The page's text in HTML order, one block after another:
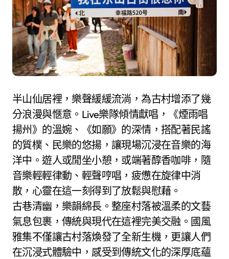
半山仙居裡，樂聲緩緩流淌，為古村增添了幾
分浪漫與愜意。Live樂隊傾情獻唱，《煙雨唱
揚州》的溫婉、《如願》的深情，搭配著民謠
的質樸、民樂的悠揚，讓現場沉浸在音樂的海
洋中。遊人或閒坐小憩，或端著醇香咖啡，隨
音樂輕輕律動、輕聲哼唱，疲憊在旋律中消
散，心靈在這一刻得到了放鬆與慰藉。
古巷清幽，樂韻綿長。整座村落被溫柔的文藝
氣息包裹，傳統與現代在這裡完美交融。國風
雅集不僅讓古村落煥發了全新生機，更讓人們
在沉浸式體驗中，感受到傳統文化的深厚底蘊